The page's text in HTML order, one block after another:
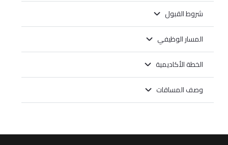
شروط القبول
المسار الوظيفي
الخطة الأكاديمية
وصف المساقات